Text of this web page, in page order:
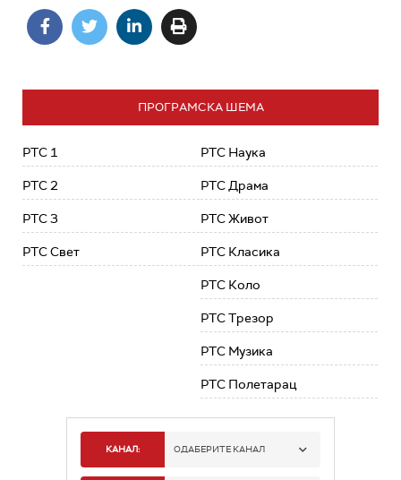
ПРОГРАМСКА ШЕМА
РТС 1
РТС 2
РТС 3
РТС Свет
РТС Наука
РТС Драма
РТС Живот
РТС Класика
РТС Коло
РТС Трезор
РТС Музика
РТС Полетарац
КАНАЛ: ОДАБЕРИТЕ КАНАЛ